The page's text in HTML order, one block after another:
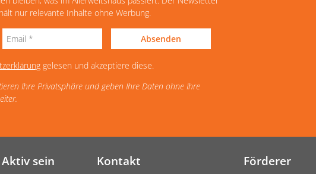
nur relevante Inhalte ohne Werbung.
Absenden
gelesen und akzeptiere diese.
Ihre Privatsphäre und geben Ihre Daten ohne Ihre
Aktiv sein Kontakt Förderer